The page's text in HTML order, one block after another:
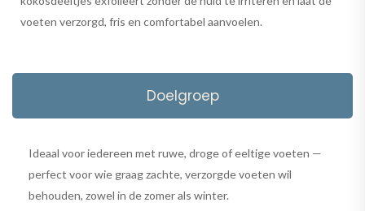
voeten verzorgd, fris en comfortabel aanvoelen.
Doelgroep
Ideaal voor iedereen met ruwe, droge of eeltige voeten —
perfect voor wie graag zachte, verzorgde voeten wil
behouden, zowel in de zomer als winter.